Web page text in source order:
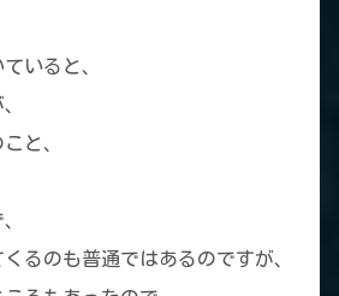
いると、
と、
るのも普通ではあるのですが、